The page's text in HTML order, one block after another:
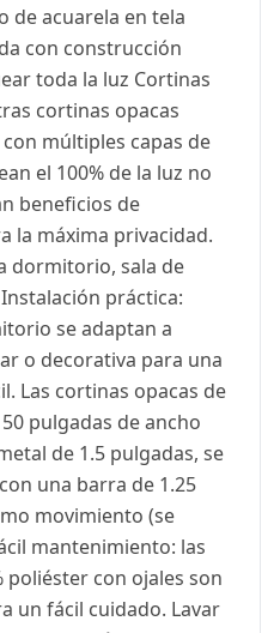
de acuarela en tela
con construcción
toda la luz Cortinas
cortinas opacas
múltiples capas de
el 100% de la luz no
beneficios de
la máxima privacidad.
dormitorio, sala de
práctica:
se adaptan a
o decorativa para una
Las cortinas opacas de
pulgadas de ancho
de 1.5 pulgadas, se
una barra de 1.25
movimiento (se
mantenimiento: las
con ojales son
un fácil cuidado. Lavar